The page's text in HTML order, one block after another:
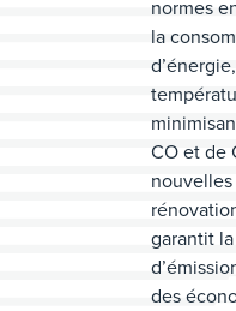
normes
la
CO et de
garantit
des